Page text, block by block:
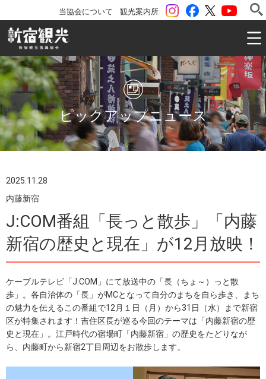
ツイッター
Facebook
instagram
観光案内所
当協会について
一般社団法人 新宿観光振興協会 Shinjuku
ピックアップニュース
2025.11.28
内藤新宿
J:COM番組「長っと散歩」「内藤
新宿の歴史と現在」が12月放映！
ケーブルテレビ「J:COM」にて放送中の「長（ちょ～）っと散
歩」。各自治体の「長」がMCとなって自分のまちを自ら歩き、まち
の魅力を伝えるこの番組で12月１日（月）から31日（水）まで新宿
区が特集されます！吉住区長が巡る今回のテーマは「内藤新宿の歴
史と現在」。江戸時代の宿場町「内藤新宿」の歴史をたどりなが
ら、内藤町から新宿2丁目周辺をお散歩します。